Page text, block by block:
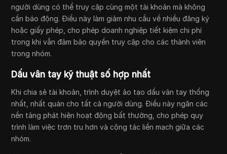
người dùng có thể truy cập cùng một tài khoản mà không
cần báo động. Điều này làm giảm nhu cầu về nhiều đăng ký
hoặc giấy phép, cho phép doanh nghiệp tiết kiệm chi phí
trong khi vẫn đảm bảo quyền truy cập cho các thành viên
trong nhóm.
Dấu vân tay kỹ thuật số hợp nhất
Khi chia sẻ tài khoản, trình duyệt ảo tạo dấu vân tay thống
nhất, nhất quán cho tất cả người dùng. Điều này ngăn các
nền tảng phát hiện hoạt động bất thường, cho phép quy
trình làm việc trơn tru hơn và cộng tác liền mạch giữa các
nhóm.